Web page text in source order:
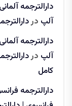
دارالترجمه
آلپ در
دارالترجمه
آلپ در
کامل
دارالترجمه